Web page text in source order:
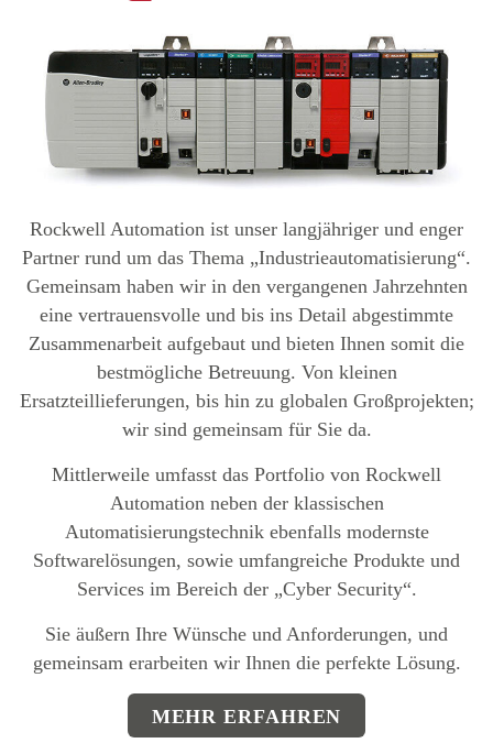
Rockwell Automation ist unser langjähriger und enger
Partner rund um das Thema „Industrieautomatisierung“.
Gemeinsam haben wir in den vergangenen Jahrzehnten
eine vertrauensvolle und bis ins Detail abgestimmte
Zusammenarbeit aufgebaut und bieten Ihnen somit die
bestmögliche Betreuung. Von kleinen
Ersatzteillieferungen, bis hin zu globalen Großprojekten;
wir sind gemeinsam für Sie da.
Mittlerweile umfasst das Portfolio von Rockwell
Automation neben der klassischen
Automatisierungstechnik ebenfalls modernste
Softwarelösungen, sowie umfangreiche Produkte und
Services im Bereich der „Cyber Security“.
Sie äußern Ihre Wünsche und Anforderungen, und
gemeinsam erarbeiten wir Ihnen die perfekte Lösung.
MEHR ERFAHREN